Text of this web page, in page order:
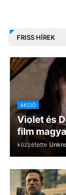
FRISS HÍREK
AKCIÓ
Violet és
film
közzétette